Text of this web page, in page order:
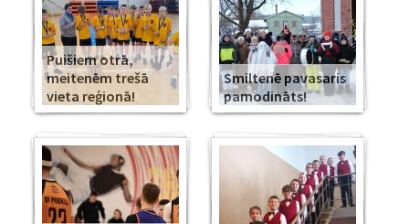
Puišiem otrā,
meitenēm trešā
vieta reģionā!
Smiltenē pavasaris
pamodināts!